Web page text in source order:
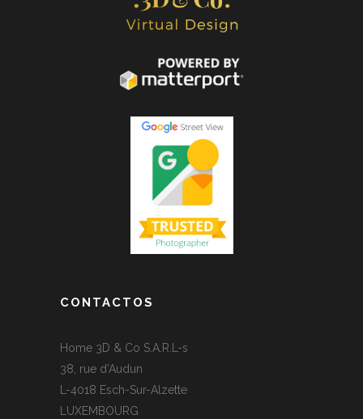
CONTACTOS
Home 3D & Co S.A.R.L-s
38, rue d’Audun
L-4018 Esch-Sur-Alzette
LUXEMBOURG